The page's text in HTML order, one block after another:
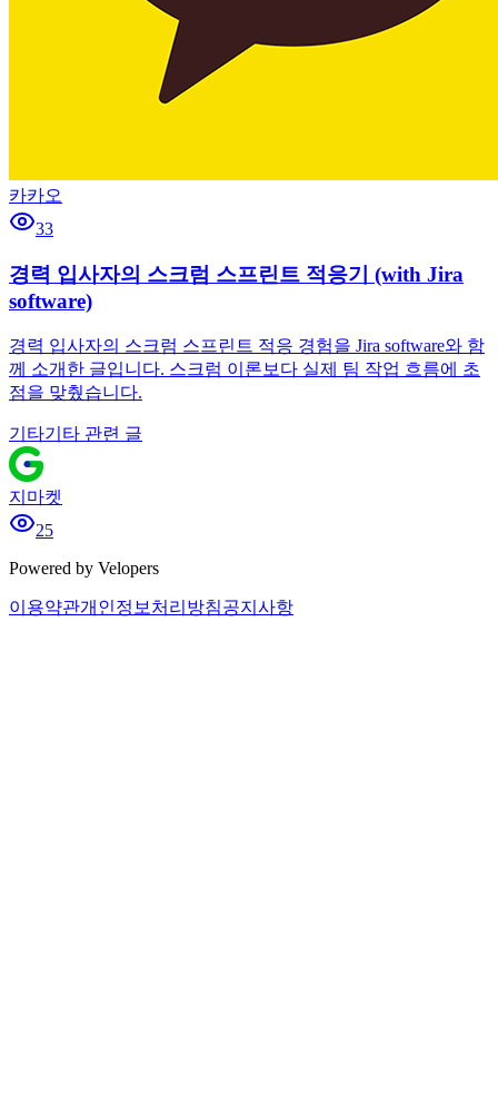
카카오
33
경력 입사자의 스크럼 스프린트 적응기 (with Jira
software)
경력 입사자의 스크럼 스프린트 적응 경험을 Jira software와 함
께 소개한 글입니다. 스크럼 이론보다 실제 팀 작업 흐름에 초
점을 맞췄습니다.
기타기타 관련 글
지마켓
25
Powered by Velopers
이용약관개인정보처리방침공지사항